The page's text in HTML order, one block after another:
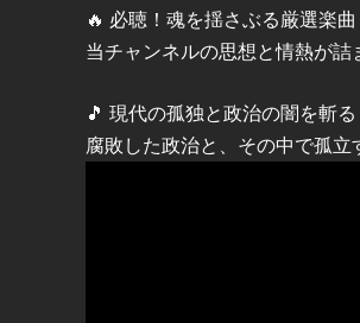
🔥 必聴！魂を揺さぶる厳選楽曲
当チャンネルの思想と情熱が詰
🎵 現代の孤独と政治の闇を斬
腐敗した政治と、その中で孤立